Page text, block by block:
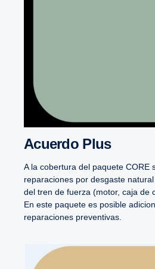
Acuerdo Plus
A la cobertura del paquete CORE
reparaciones por desgaste
del tren de fuerza (motor, caja de
En este paquete es posible
reparaciones preventivas.